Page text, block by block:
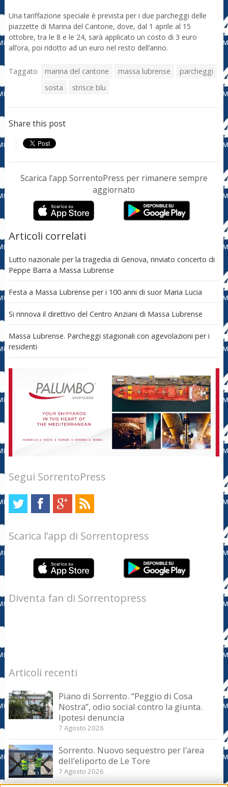
Una tariffazione speciale è prevista per i due parcheggi delle
piazzette di Marina del Cantone, dove, dal 1 aprile al 15
ottobre, tra le 8 e le 24, sarà applicato un costo di 3 euro
all’ora, poi ridotto ad un euro nel resto dell’anno.
Taggato marina del cantone massa lubrense
parcheggi
sosta
strisce blu
Share this post
Scarica l’app SorrentoPress per rimanere sempre
aggiornato
Articoli correlati
Lutto nazionale per la tragedia di Genova, rinviato concerto di
Peppe Barra a Massa Lubrense
Festa a Massa Lubrense per i 100 anni di suor Maria Lucia
Si rinnova il direttivo del Centro Anziani di Massa Lubrense
Massa Lubrense. Parcheggi stagionali con agevolazioni per i
residenti
Segui SorrentoPress
Scarica l’app di Sorrentopress
Diventa fan di Sorrentopress
Articoli recenti
Piano di Sorrento. “Peggio di Cosa
Nostra”, odio social contro la giunta.
Ipotesi denuncia
7 Agosto 2026
Sorrento. Nuovo sequestro per l’area
dell’eliporto de Le Tore
7 Agosto 2026